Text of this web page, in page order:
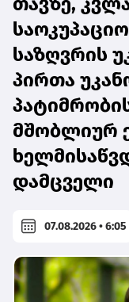
საზღვრის
პირთა
მშობლიურ
დამცველი
07.08.2026 • 6:05